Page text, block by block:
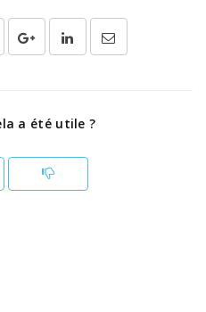
a été utile ?